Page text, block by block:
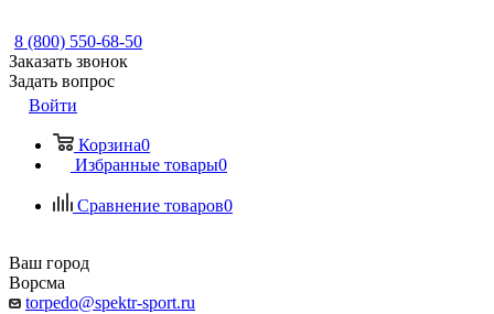
8 (800) 550-68-50
Заказать звонок
Задать вопрос
Войти
Корзина0
Избранные товары0
Сравнение товаров0
Ваш город
Ворсма
torpedo@spektr-sport.ru